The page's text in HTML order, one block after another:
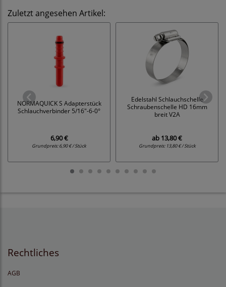
Zuletzt angesehen Artikel:
NORMAQUICK S Adapterstück
Schlauchverbinder 5/16"-6-0°
6,90 €
Grundpreis:6,90 € / Stück
Edelstahl Schlauchschelle
Schraubenschelle HD 16mm
breit V2A
ab 13,80 €
Grundpreis: 13,80 € / Stück
Rechtliches
AGB